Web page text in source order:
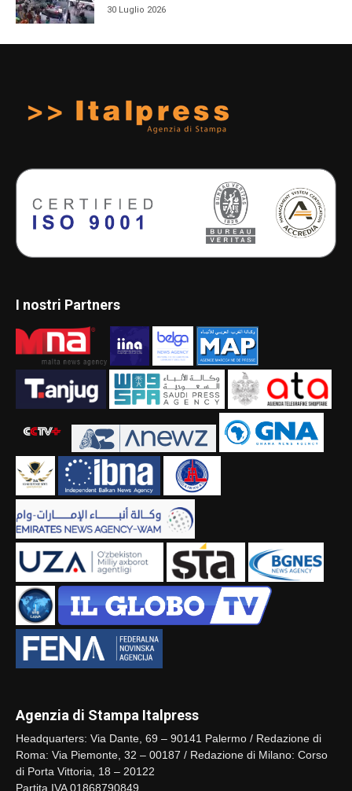
30 Luglio 2026
I nostri Partners
Agenzia di Stampa Italpress
Headquarters: Via Dante, 69 – 90141 Palermo / Redazione di
Roma: Via Piemonte, 32 – 00187 / Redazione di Milano: Corso
di Porta Vittoria, 18 – 20122
Partita IVA 01868790849